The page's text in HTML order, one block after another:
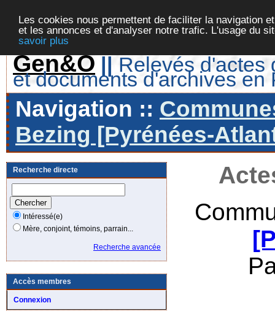
Les cookies nous permettent de faciliter la navigation
et les annonces et d'analyser notre trafic. L'usage du
savoir plus
Gen&O || Relevés d'actes
et documents d'archives en
Navigation ::
Bezing [Pyrénées-
Recherche directe
Intéressé(e)
Mère, conjoint, témoins, parrain...
Recherche avancée
Accès membres
Connexion